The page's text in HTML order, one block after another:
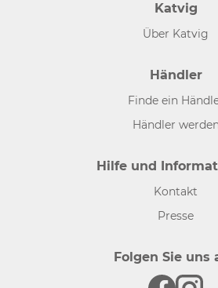
Katvig
Über Katvig
Händler
Finde ein
Händler werden
Hilfe und
Kontakt
Presse
Folgen Sie uns